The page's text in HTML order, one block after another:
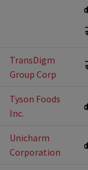
TransDigm
Group Corp
Tyson Foods
Inc.
Unicharm
Corporation